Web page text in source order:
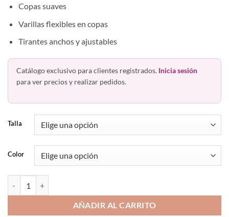
Copas suaves
Varillas flexibles en copas
Tirantes anchos y ajustables
Catálogo exclusivo para clientes registrados. Inicia sesión
para ver precios y realizar pedidos.
Talla
Color
AÑADIR AL CARRITO